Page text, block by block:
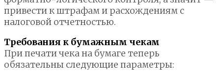
привести к штрафам и расхождениям с
налоговой отчетностью.
Требования к бумажным чекам
При печати чека на бумаге теперь
обязательны следующие параметры: